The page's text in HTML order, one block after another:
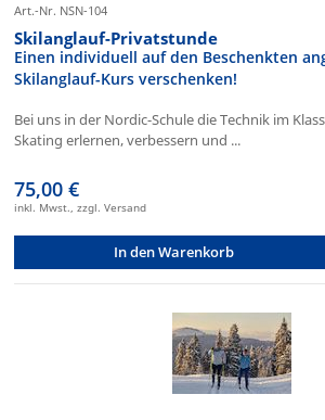
Art.-Nr. NSN-104
Skilanglauf-Privatstunde
Einen individuell auf den Beschenkten
Skilanglauf-Kurs verschenken!
Bei uns in der Nordic-Schule die Technik im
Skating erlernen, verbessern und ...
75,00 €
inkl. Mwst., zzgl. Versand
In den Warenkorb